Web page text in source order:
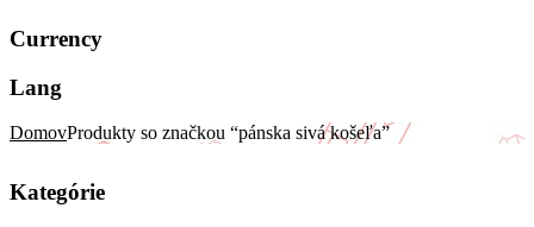
Currency
Lang
DomovProdukty so značkou “pánska sivá košeľa”
Kategórie